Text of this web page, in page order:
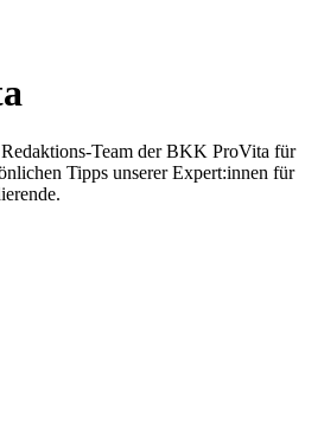
Team der BKK ProVita für
Tipps unserer Expert:innen für